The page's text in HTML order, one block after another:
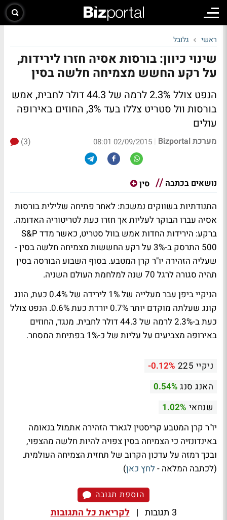
ראשי גלובל
שינוי כיוון: בורסות אסיה חזרו לירידות,
על רקע החשש מצמיחה חלשה בסין
הנפט צולל 2.3% לרמה של 44.3 דולר לחבית, אמש
בורסות וול סטריט צללו בעד 3%, החוזים באירופה
עולים
מערכת Bizportal |
02/09/2015 08:01
(3)
נושאים בכתבה סין
התנודתיות בשווקים נמשכת: לאחר פתיחה שלילית בורסות
אסיה עברו הבוקר לעליות אך חזרו כעת לטריטוריה האדומה.
ברקע: הירידות החדות אמש בוול סטריט, כאשר מדד S&P
500 התרסק ב-3% על רקע החששות מצמיחה חלשה בסין -
שעליה הזהירה יו"ר קרן המטבע. בסוף השבוע הבורסה בסין
תהיה סגורה לרגל 70 שנה למלחמת העולם השניה.
הניקיי ביפן עבר מעלייה של 1% לירידה של 0.4% כעת, הונג
קונג שעלתה מוקדם יותר 0.7% יורדת כעת 0.6%. הנפט צולל
כעת ב-2.3% לרמה של 44.3 דולר לחבית. מנגד, החוזים
באירופה מצביעים על עליות של כ-1% בפתיחת המסחר.
ניקיי 225
-0.12%
האנג סנג 0.54%
שנחאי 1.02%
יו"ר קרן המטבע קריסטין לגארד הזהירה אתמול בנאומה
באינדונזיה כי הצמיחה בסין צפויה להיות חלשה מהצפוי,
ובכך רמזה על עדכון הקרוב של תחזית הצמיחה העולמית.
(לכתבה המלאה - לחץ כאן)
הוספת תגובה
3 תגובות | לקריאת כל התגובות